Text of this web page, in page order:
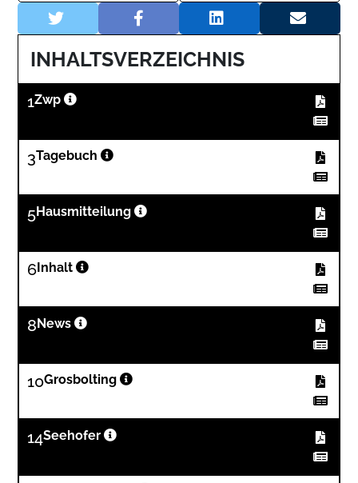
INHALTSVERZEICHNIS
1Zwp
3Tagebuch
5Hausmitteilung
6 Inhalt
8 News
10Grosbolting
14Seehofer